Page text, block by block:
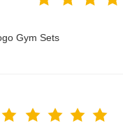
Gym Sets